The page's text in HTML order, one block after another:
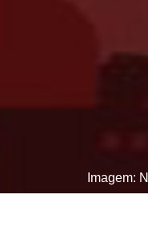
Imagem: